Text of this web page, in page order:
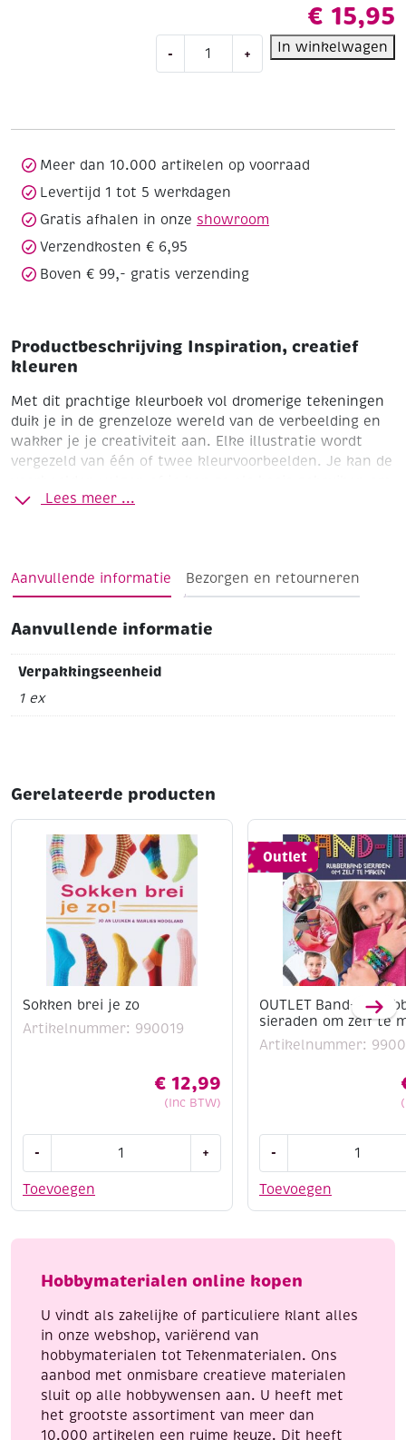
€ 15,95
- + In winkelwagen
Meer dan 10.000 artikelen op voorraad
Levertijd 1 tot 5 werkdagen
Gratis afhalen in onze showroom
Verzendkosten € 6,95
Boven € 99,- gratis verzending
Productbeschrijving Inspiration, creatief
kleuren
Met dit prachtige kleurboek vol dromerige tekeningen
duik je in de grenzeloze wereld van de verbeelding en
wakker je je creativiteit aan. Elke illustratie wordt
vergezeld van één of twee kleurvoorbeelden. Je kan de
je eigen kleurenpalet samen te stellen en zo een
schept ze een dromerig universum waarin de natuur en
het vrouwelijke op een zachte manier worden
uitgebeeld. Ze probeert overal een vleugje gevoeligheid
Lees meer ...
Aanvullende informatie Bezorgen en retourneren
Aanvullende informatie
Verpakkingseenheid
1 ex
Gerelateerde producten
Sokken brei je zo
Artikelnummer: 990019
€ 12,99
(Inc BTW)
Toevoegen
-
je
+
Outlet
OUTLET Band-it.
sieraden om zelf te
Artikelnummer:
Toevoegen
-
it.
om
te
aantal
Hobbymaterialen online kopen
U vindt als zakelijke of particuliere klant alles
in onze webshop, variërend van
hobbymaterialen tot Tekenmaterialen. Ons
aanbod met onmisbare creatieve materialen
sluit op alle hobbywensen aan. U heeft met
het grootste assortiment van meer dan
10.000 artikelen een ruime keuze. Dit heeft